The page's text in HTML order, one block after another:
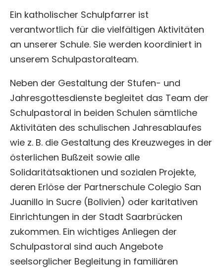
Gemeinsam stark
Service
Ein katholischer Schulpfarrer ist
verantwortlich für die vielfältigen Aktivitäten
an unserer Schule. Sie werden koordiniert in
unserem Schulpastoralteam.
Neben der Gestaltung der Stufen- und
Jahresgottesdienste begleitet das Team der
Schulpastoral in beiden Schulen sämtliche
Aktivitäten des schulischen Jahresablaufes
wie z. B. die Gestaltung des Kreuzweges in der
österlichen Bußzeit sowie alle
Solidaritätsaktionen und sozialen Projekte,
deren Erlöse der Partnerschule Colegio San
Juanillo in Sucre (Bolivien) oder karitativen
Einrichtungen in der Stadt Saarbrücken
zukommen. Ein wichtiges Anliegen der
Schulpastoral sind auch Angebote
seelsorglicher Begleitung in familiären